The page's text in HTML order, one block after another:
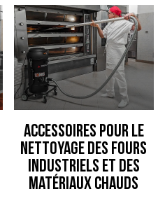
Accessoires pour le
nettoyage des fours
industriels et des
matériaux chauds